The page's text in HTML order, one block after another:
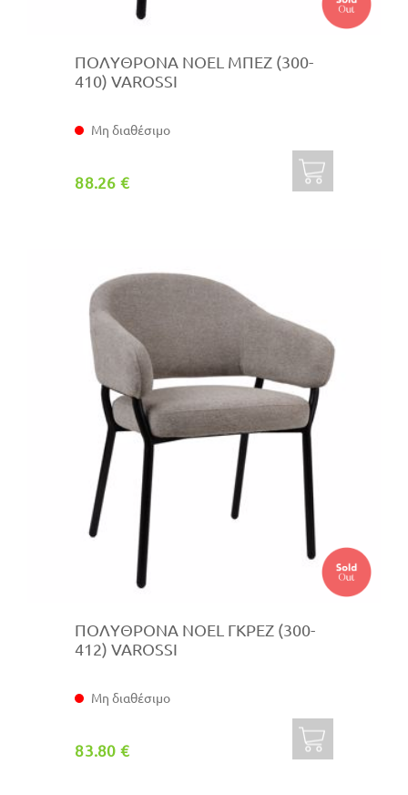
ΠΟΛΥΘΡΟΝΑ NOEL ΜΠΕΖ (300-
410) VAROSSI
Μη διαθέσιμο
88.26 €
ΠΟΛΥΘΡΟΝΑ NOEL ΓΚΡΕΖ (300-
412) VAROSSI
Μη διαθέσιμο
83.80 €